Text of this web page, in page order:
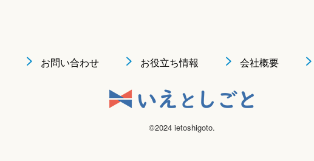
お問い合わせ お役立ち情報 会社概要
©2024 ietoshigoto.